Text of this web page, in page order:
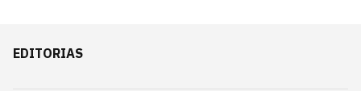
EDITORIAS